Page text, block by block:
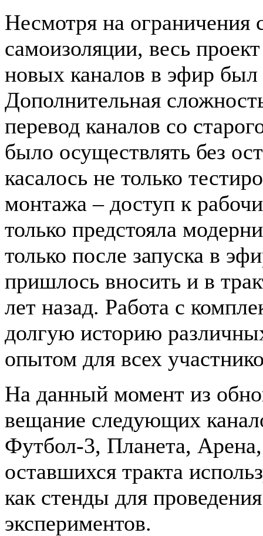
Несмотря на ограничения
самоизоляции, весь
новых каналов в эфир был
Дополнительная
перевод каналов со
было осуществлять без
касалось не только
монтажа – доступ к
только предстояла
только после запуска в
пришлось вносить и в
лет назад. Работа с
долгую историю
опытом для всех
На данный момент из
вещание следующих
Футбол-3, Планета,
оставшихся тракта
как стенды для
экспериментов.